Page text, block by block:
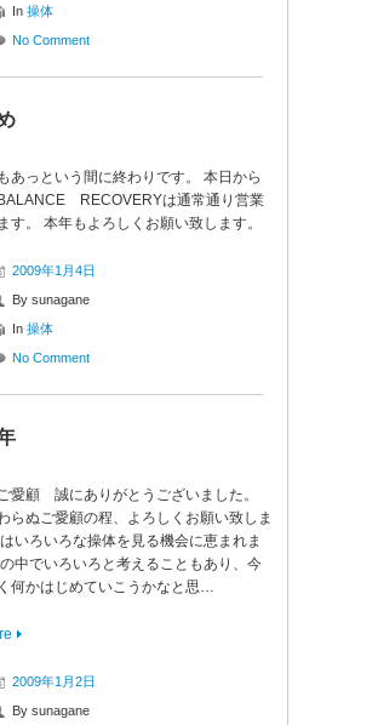
In 操体
No Comment
あっという間に終わりです。 本日から
RECOVERYは通常通り営業
す。 本年もよろしくお願い致します。
2009年1月4日
By sunagane
In 操体
No Comment
愛顧 誠にありがとうございました。
らぬご愛顧の程、よろしくお願い致しま
いろいろな操体を見る機会に恵まれま
中でいろいろと考えることもあり、今
何かはじめていこうかなと思…
2009年1月2日
By sunagane